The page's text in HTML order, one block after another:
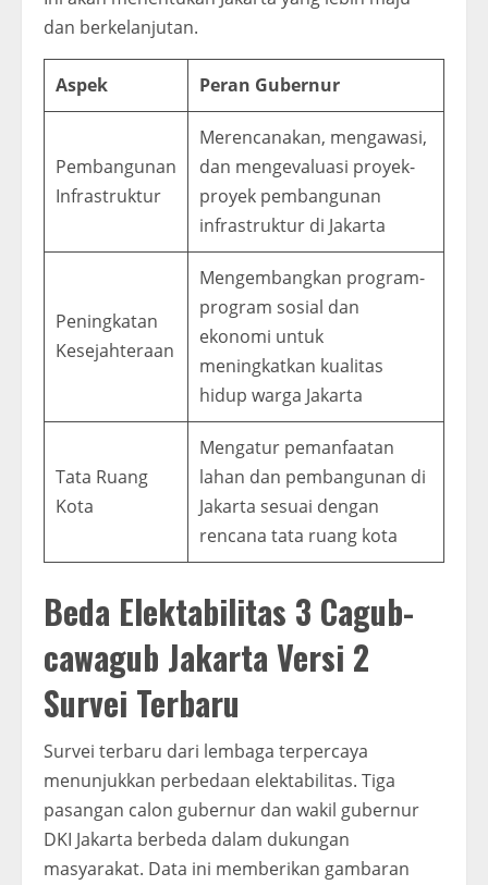
dan berkelanjutan.
Aspek Peran Gubernur
Pembangunan
Infrastruktur
Merencanakan, mengawasi,
dan mengevaluasi proyek-
proyek pembangunan
infrastruktur di Jakarta
Peningkatan
Kesejahteraan
Mengembangkan program-
program sosial dan
ekonomi untuk
meningkatkan kualitas
hidup warga Jakarta
Tata Ruang
Kota
Mengatur pemanfaatan
lahan dan pembangunan di
Jakarta sesuai dengan
rencana tata ruang kota
Beda Elektabilitas 3 Cagub-
cawagub Jakarta Versi 2
Survei Terbaru
Survei terbaru dari lembaga terpercaya
menunjukkan perbedaan elektabilitas. Tiga
pasangan calon gubernur dan wakil gubernur
DKI Jakarta berbeda dalam dukungan
masyarakat. Data ini memberikan gambaran